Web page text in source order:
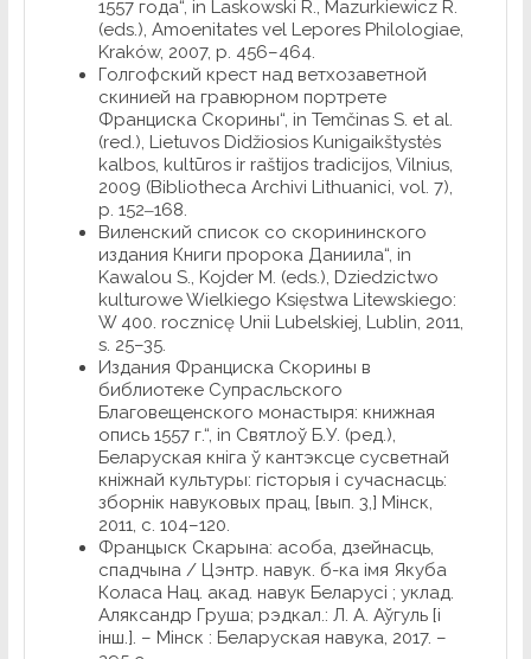
1557 года“, in Laskowski R., Mazurkiewicz R.
(eds.), Amoenitates vel Lepores Philologiae,
Kraków, 2007, p. 456–464.
Голгофский крест над ветхозаветной
скинией на гравюрном портрете
Франциска Скорины“, in Temčinas S. et al.
(red.), Lietuvos Didžiosios Kunigaikštystės
kalbos, kultūros ir raštijos tradicijos, Vilnius,
2009 (Bibliotheca Archivi Lithuanici, vol. 7),
p. 152‒168.
Виленский список со скорининского
издания Книги пророка Даниила“, in
Kawalou S., Kojder M. (eds.), Dziedzictwo
kulturowe Wielkiego Księstwa Litewskiego:
W 400. rocznicę Unii Lubelskiej, Lublin, 2011,
s. 25–35.
Издания Франциска Скорины в
библиотеке Супрасльского
Благовещенского монастыря: книжная
опись 1557 г.“, in Святлоў Б.У. (ред.),
Беларуская кніга ў кантэксце сусветнай
кніжнай культуры: гісторыя і сучаснасць:
зборнік навуковых прац, [вып. 3,] Мінск,
2011, с. 104–120.
Францыск Скарына: асоба, дзейнасць,
спадчына / Цэнтр. навук. б-ка імя Якуба
Коласа Нац. акад. навук Беларусі ; уклад.
Аляксандр Груша; рэдкал.: Л. А. Аўгуль [і
інш.]. – Мінск : Беларуская навука, 2017. –